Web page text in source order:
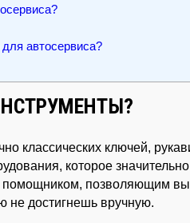
автосервиса?
классических ключей,
которое значительно
помощником, позволяющим
не достигнешь вручную.